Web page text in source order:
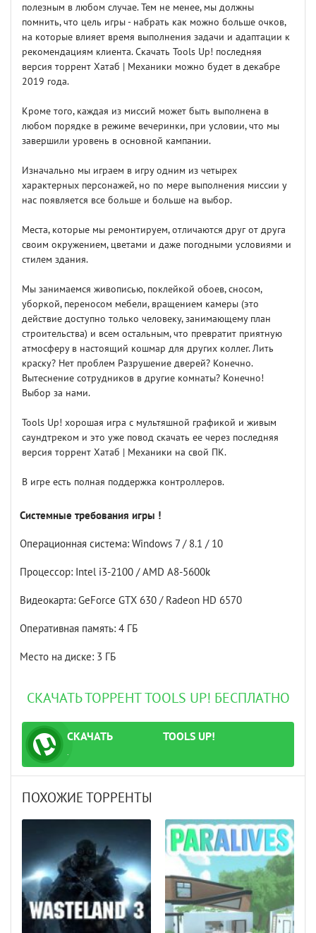
полезным в любом случае. Тем не менее, мы должны
помнить, что цель игры - набрать как можно больше очков,
на которые влияет время выполнения задачи и адаптации к
рекомендациям клиента. Скачать Tools Up! последняя
версия торрент Хатаб | Механики можно будет в декабре
2019 года.
Кроме того, каждая из миссий может быть выполнена в
любом порядке в режиме вечеринки, при условии, что мы
завершили уровень в основной кампании.
Изначально мы играем в игру одним из четырех
характерных персонажей, но по мере выполнения миссии у
нас появляется все больше и больше на выбор.
Места, которые мы ремонтируем, отличаются друг от друга
своим окружением, цветами и даже погодными условиями и
стилем здания.
Мы занимаемся живописью, поклейкой обоев, сносом,
уборкой, переносом мебели, вращением камеры (это
действие доступно только человеку, занимающему план
строительства) и всем остальным, что превратит приятную
атмосферу в настоящий кошмар для других коллег. Лить
краску? Нет проблем Разрушение дверей? Конечно.
Вытеснение сотрудников в другие комнаты? Конечно!
Выбор за нами.
Tools Up! хорошая игра с мультяшной графикой и живым
саундтреком и это уже повод скачать ее через последняя
версия торрент Хатаб | Механики на свой ПК.
В игре есть полная поддержка контроллеров.
Системные требования игры !
Операционная система: Windows 7 / 8.1 / 10
Процессор: Intel i3-2100 / AMD A8-5600k
Видеокарта: GeForce GTX 630 / Radeon HD 6570
Оперативная память: 4 ГБ
Место на диске: 3 ГБ
СКАЧАТЬ ТОРРЕНТ TOOLS UP! БЕСПЛАТНО
СКАЧАТЬ
ТОРРЕНТ
TOOLS UP!
.
ПОХОЖИЕ ТОРРЕНТЫ